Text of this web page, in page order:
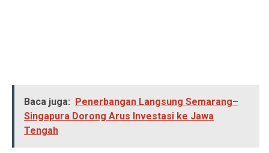
Baca juga: Penerbangan Langsung Semarang–
Singapura Dorong Arus Investasi ke Jawa
Tengah